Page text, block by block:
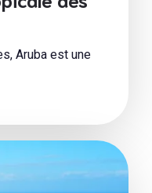
Aruba est une